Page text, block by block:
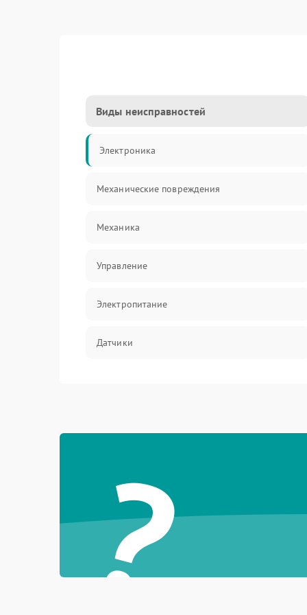
Виды неисправностей
Электроника
Механические повреждения
Механика
Управление
Электропитание
Датчики
?